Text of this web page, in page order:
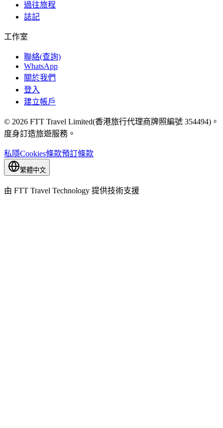
過往旅程
誌記
工作室
聯絡(查詢)
WhatsApp
關於我們
登入
建立帳戶
© 2026 FTT Travel Limited(香港旅行代理商牌照編號 354494)。
度身訂造旅遊服務。
私隱Cookies條款預訂條款
繁體中文
由 FTT Travel Technology 提供技術支援